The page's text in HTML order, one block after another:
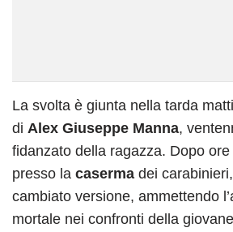
La svolta è giunta nella tarda
di Alex Giuseppe Manna,
fidanzato della ragazza. Dopo
presso la caserma dei
cambiato versione, ammettendo
mortale nei confronti della